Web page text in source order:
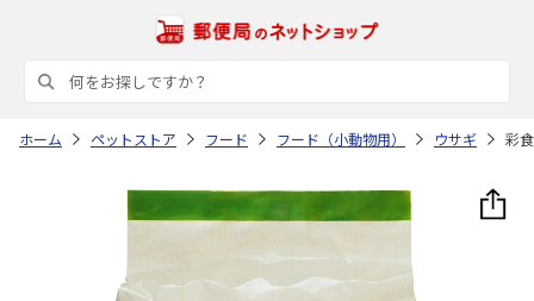
ホーム ペットストア フード フード（小動物用） ウサギ 彩